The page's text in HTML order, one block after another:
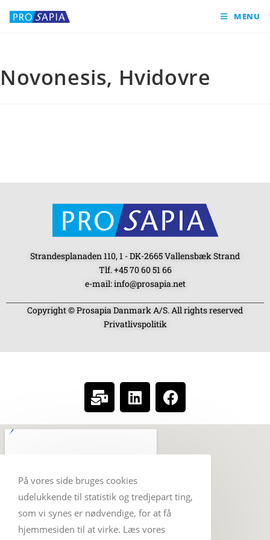
MENU
Novonesis, Hvidovre
Strandesplanaden 110, 1 - DK-2665 Vallensbæk Strand
Tlf. +45 70 60 51 66
e-mail: info@prosapia.net
Copyright © Prosapia Danmark A/S. All rights reserved
Privatlivspolitik
På vores side bruges cookies
udelukkende til statistik og tredjepart ting,
som vi synes er nødvendige, for at få
hjemmesiden til at virke. Læs vores